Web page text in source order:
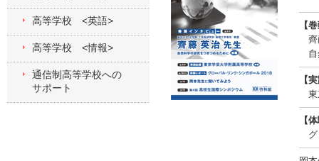
【
齊
自
【
東
【
グ
高等学校 <英語>
高等学校 <情報>
通信制高等学校への
サポート